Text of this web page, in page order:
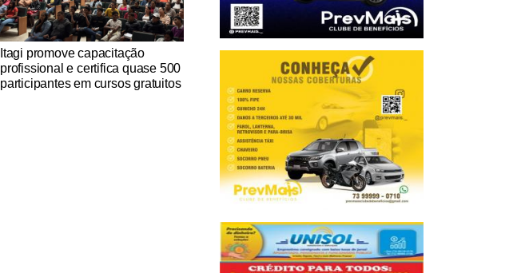
Notícias Católicas
Itagi promove capacitação
profissional e certifica quase 500
participantes em cursos gratuitos